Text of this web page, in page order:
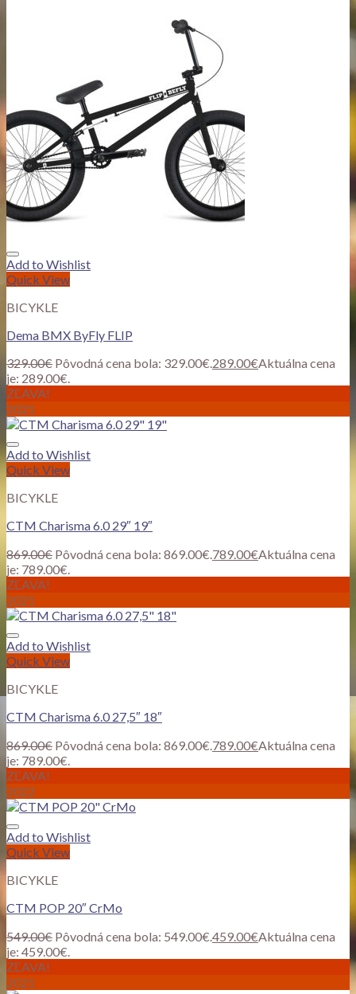
Add to Wishlist
Quick View
BICYKLE
Dema BMX ByFly FLIP
329.00€ Pôvodná cena bola: 329.00€. 289.00€Aktuálna cena
je: 289.00€.
ZĽAVA!
2021
Add to Wishlist
Quick View
BICYKLE
CTM Charisma 6.0 29″ 19″
869.00€ Pôvodná cena bola: 869.00€. 789.00€Aktuálna cena
je: 789.00€.
ZĽAVA!
2021
Add to Wishlist
Quick View
BICYKLE
CTM Charisma 6.0 27,5″ 18″
869.00€ Pôvodná cena bola: 869.00€. 789.00€Aktuálna cena
je: 789.00€.
ZĽAVA!
2022
Add to Wishlist
Quick View
BICYKLE
CTM POP 20″ CrMo
549.00€ Pôvodná cena bola: 549.00€. 459.00€Aktuálna cena
je: 459.00€.
ZĽAVA!
2021